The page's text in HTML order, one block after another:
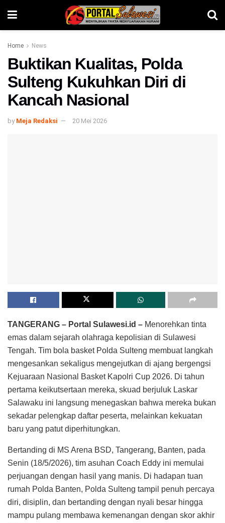
Home News
Buktikan Kualitas, Polda
Sulteng Kukuhkan Diri di
Kancah Nasional
by Meja Redaksi 20 Mei 2026
TANGERANG – Portal Sulawesi.id – Menorehkan tinta
emas dalam sejarah olahraga kepolisian di Sulawesi
Tengah. Tim bola basket Polda Sulteng membuat langkah
mengesankan sekaligus mengejutkan di ajang bergengsi
Kejuaraan Nasional Basket Kapolri Cup 2026. Di tahun
pertama keikutsertaan mereka, skuad berjuluk Laskar
Salawaku ini langsung menegaskan bahwa mereka bukan
sekadar pelengkap daftar peserta, melainkan kekuatan
baru yang patut diperhitungkan.
Bertanding di MS Arena BSD, Tangerang, Banten, pada
Senin (18/5/2026), tim asuhan Coach Eddy ini memulai
perjuangan dengan hasil yang manis. Di hadapan tuan
rumah Polda Banten, Polda Sulteng tampil penuh percaya
diri, disiplin, dan bertanding dengan nyali besar hingga
mampu pulang membawa kemenangan dengan skor akhir